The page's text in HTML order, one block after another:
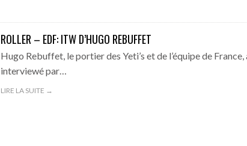
ROLLER – EDF: ITW D’HUGO REBUFFET
Hugo Rebuffet, le portier des Yeti’s et de l’équipe de France,
interviewé par…
LIRE LA SUITE →